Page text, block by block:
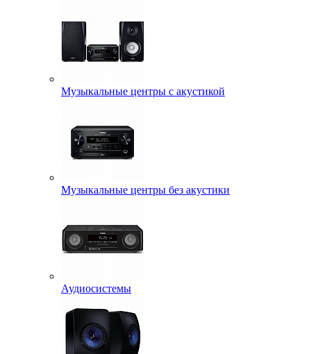
Музыкальные центры с акустикой
Музыкальные центры без акустики
Аудиосистемы